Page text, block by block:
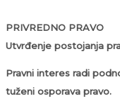
PRIVREDNO PRAVO
Utvrđenje postojanja
Pravni interes radi
tuženi osporava pravo.